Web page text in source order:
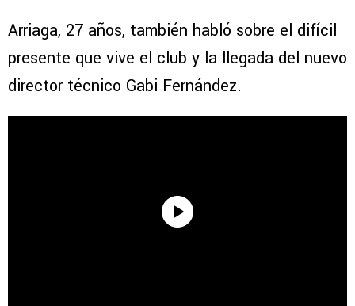
Arriaga, 27 años, también habló sobre el difícil
presente que vive el club y la llegada del nuevo
director técnico Gabi Fernández.